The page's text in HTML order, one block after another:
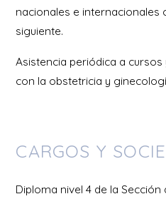
nacionales e
siguiente.
Asistencia periódica a
con la obstetricia y
CARGOS Y
Diploma nivel 4 de la